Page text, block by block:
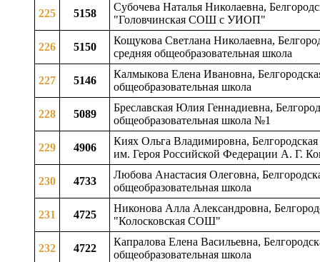
225 5158
Субочева Наталья Николаевна,
"Головчинская СОШ с УИОП"
226 5150
Кощукова Светлана Николаевна,
средняя общеобразовательная школа
227 5146
Калмыкова Елена Ивановна,
общеобразовательная школа
228 5089
Бреславская Юлия Геннадиевна,
общеобразовательная школа №1
229 4906
Киях Ольга Владимировна,
им. Героя Российской Федерации А. Г.
230 4733
Любова Анастасия Олеговна,
общеобразовательная школа
231 4725
Никонова Алла Александровна,
"Колосковская СОШ"
232 4722
Капралова Елена Васильевна,
общеобразовательная школа